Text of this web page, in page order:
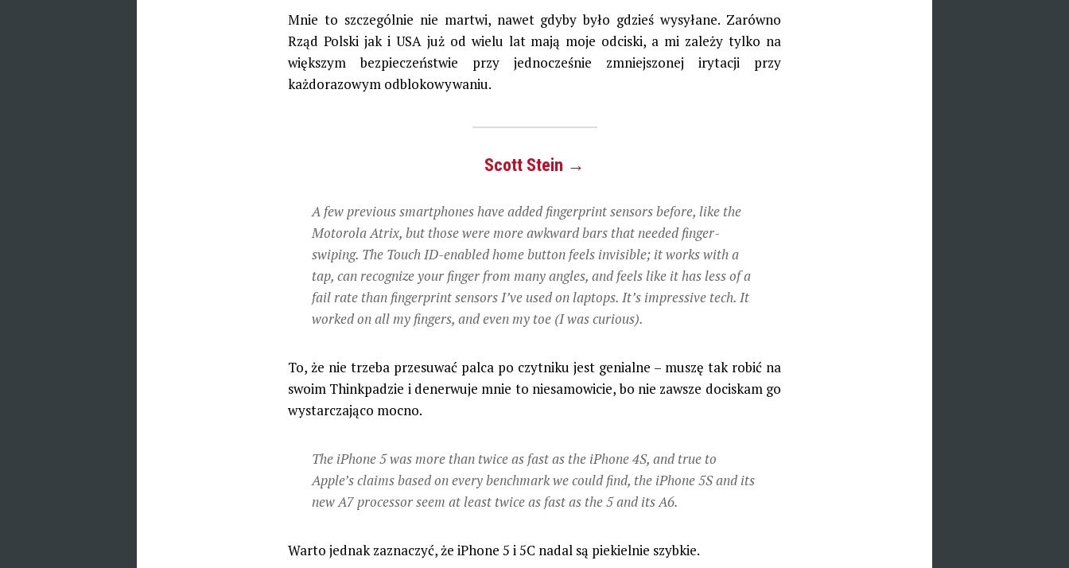
Mnie to szczególnie nie martwi, nawet gdyby było gdzieś wysyłane. Zarówno
Rząd Polski jak i USA już od wielu lat mają moje odciski, a mi zależy tylko na
większym bezpieczeństwie przy jednocześnie zmniejszonej irytacji przy
każdorazowym odblokowywaniu.
Scott Stein →
A few previous smartphones have added fingerprint sensors before, like the
Motorola Atrix, but those were more awkward bars that needed finger-
swiping. The Touch ID-enabled home button feels invisible; it works with a
tap, can recognize your finger from many angles, and feels like it has less of a
fail rate than fingerprint sensors I’ve used on laptops. It’s impressive tech. It
worked on all my fingers, and even my toe (I was curious).
To, że nie trzeba przesuwać palca po czytniku jest genialne – muszę tak robić na
swoim Thinkpadzie i denerwuje mnie to niesamowicie, bo nie zawsze dociskam go
wystarczająco mocno.
The iPhone 5 was more than twice as fast as the iPhone 4S, and true to
Apple’s claims based on every benchmark we could find, the iPhone 5S and its
new A7 processor seem at least twice as fast as the 5 and its A6.
Warto jednak zaznaczyć, że iPhone 5 i 5C nadal są piekielnie szybkie.